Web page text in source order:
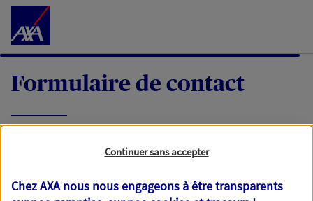
Accéder au Contenu
Formulaire de contact
demande, nous vous répondrons dans les
meilleurs délais par mail ou par téléphone.
Continuer sans accepter
Chez AXA nous nous engageons à être transparents